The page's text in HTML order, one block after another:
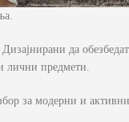
да
лични предмети.
за модерни и